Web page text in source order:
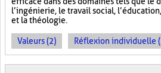
l’ingénierie, le travail social,
et la théologie.
Valeurs (2) Réflexion individuelle